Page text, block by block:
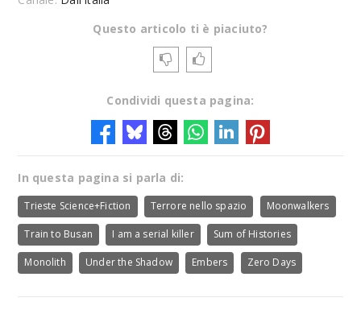
Questo articolo ti è piaciuto?
Condividi questa pagina:
In questa pagina si parla di:
Trieste Science+Fiction Terrore nello spazio Moonwalkers
Train to Busan I am a serial killer Sum of Histories
Monolith Under the Shadow Embers Zero Days